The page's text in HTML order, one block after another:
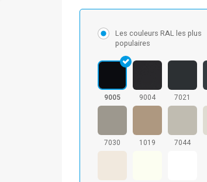
Les couleurs RAL les plus
populaires
9005 9004 7021
7030 1019 7044